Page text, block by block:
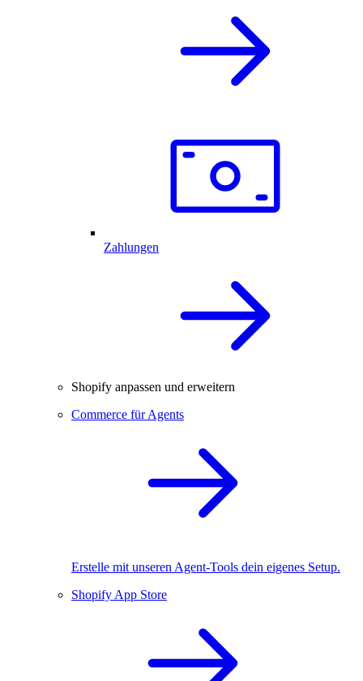
Zahlungen
Shopify anpassen und erweitern
Commerce für Agents
Erstelle mit unseren Agent-Tools dein eigenes Setup.
Shopify App Store